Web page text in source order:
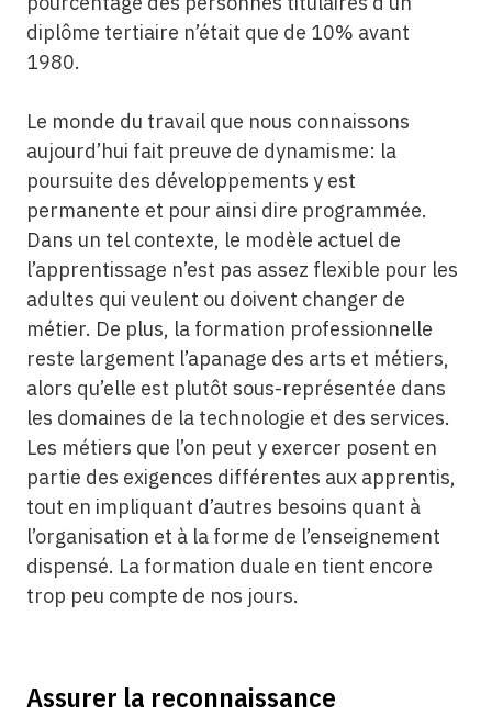
diplôme tertiaire n’était que de 10% avant
1980.
Le monde du travail que nous connaissons
aujourd’hui fait preuve de dynamisme: la
poursuite des développements y est
permanente et pour ainsi dire programmée.
Dans un tel contexte, le modèle actuel de
l’apprentissage n’est pas assez flexible pour les
adultes qui veulent ou doivent changer de
métier. De plus, la formation professionnelle
reste largement l’apanage des arts et métiers,
alors qu’elle est plutôt sous-représentée dans
les domaines de la technologie et des services.
Les métiers que l’on peut y exercer posent en
partie des exigences différentes aux apprentis,
tout en impliquant d’autres besoins quant à
l’organisation et à la forme de l’enseignement
dispensé. La formation duale en tient encore
trop peu compte de nos jours.
Assurer la reconnaissance